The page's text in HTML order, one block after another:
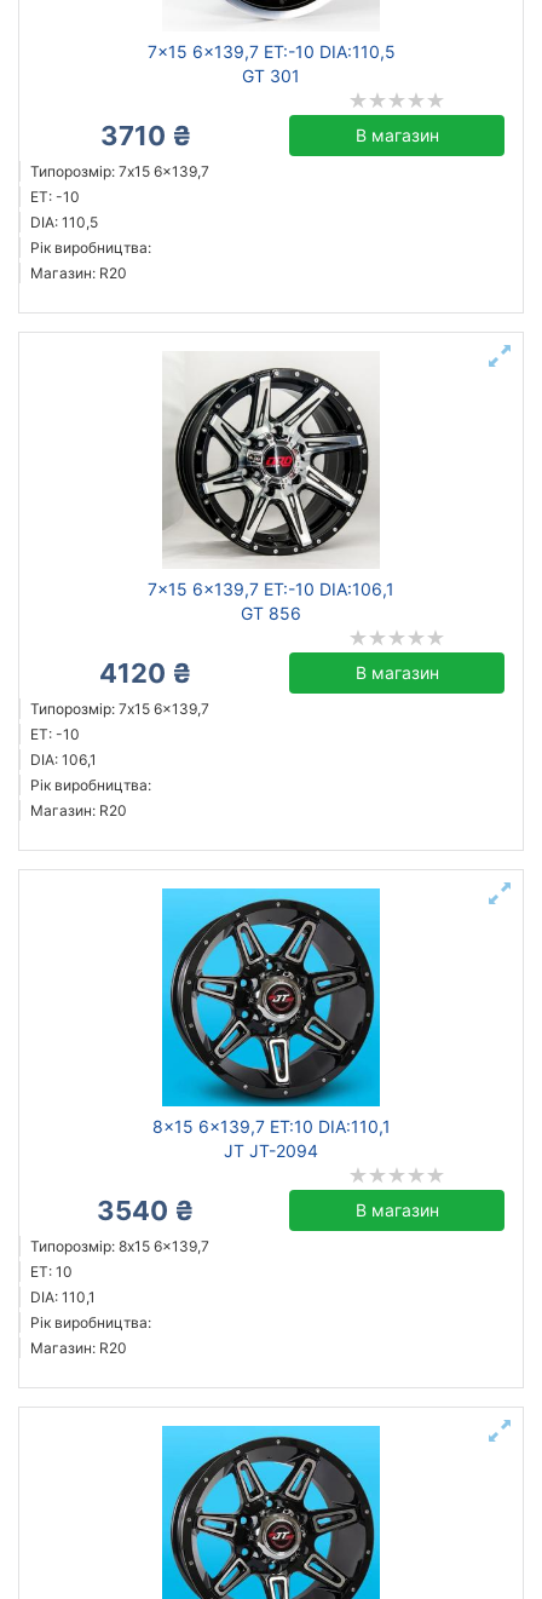
7x15 6x139,7 ET:-10 DIA:110,5
GT 301
3710 ₴ В магазин
Типорозмір: 7x15 6x139,7
ET: -10
DIA: 110,5
Рік виробництва:
Магазин: R20
7x15 6x139,7 ET:-10 DIA:106,1
GT 856
4120 ₴ В магазин
Типорозмір: 7x15 6x139,7
ET: -10
DIA: 106,1
Рік виробництва:
Магазин: R20
8x15 6x139,7 ET:10 DIA:110,1
JT JT-2094
3540 ₴ В магазин
Типорозмір: 8x15 6x139,7
ET: 10
DIA: 110,1
Рік виробництва:
Магазин: R20